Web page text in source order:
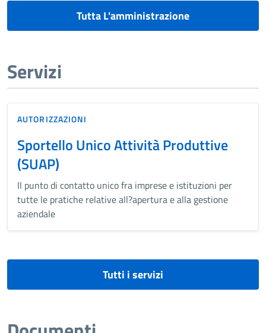
Tutta L'amministrazione
Servizi
AUTORIZZAZIONI
Sportello Unico Attività Produttive
(SUAP)
Il punto di contatto unico fra imprese e istituzioni per
tutte le pratiche relative all?apertura e alla gestione
aziendale
Tutti i servizi